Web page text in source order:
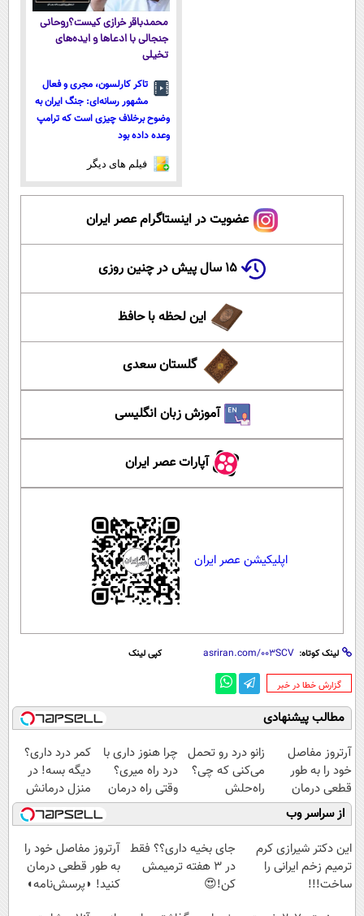
محمدباقر خرازی کیست؟روحانی
جنجالی با ادعاها و ایده‌های
تخیلی
تاکر کارلسون، مجری و فعال
مشهور رسانه‌ای: جنگ ایران به
وضوح برخلاف چیزی است که ترامپ
وعده داده بود
فیلم های دیگر
عضویت در اینستاگرام عصر ایران
۱۵ سال پیش در چنین روزی
این لحظه با حافظ
گلستان سعدی
آموزش زبان انگلیسی
آپارات عصر ایران
اپلیکیشن عصر ایران
لینک کوتاه: کپی لینک
‌گزارش خطا در خبر
مطالب پیشنهادی
آرتروز مفاصل
خود را به طور
قطعی درمان
کنید!
◗پرسش‌نامه◖
زانو درد رو تحمل
می‌کنی که چی؟
راه‌حلش
همین‌جاست!
چرا هنوز داری با
درد راه میری؟
وقتی راه درمان
جلو پاته!
کمر درد داری؟
دیگه بسه! در
منزل درمانش
کن
(◀پرسش‌نامه)
از سراسر وب
این دکتر شیرازی کرم
ترمیم زخم ایرانی را
ساخت!!!
جای بخیه داری؟؟ فقط
در 3 هفته ترمیمش
کن!😍
آرتروز مفاصل خود را
به طور قطعی درمان
کنید! ◗پرسش‌نامه◖